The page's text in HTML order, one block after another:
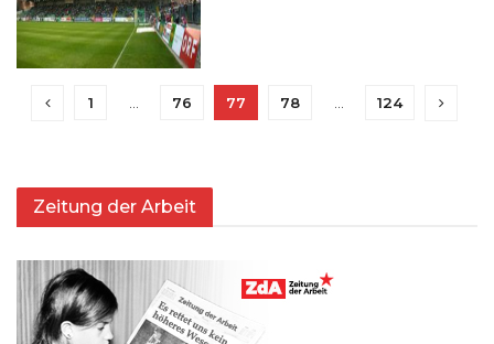
1 … 76 77 78 … 124
Zeitung der Arbeit